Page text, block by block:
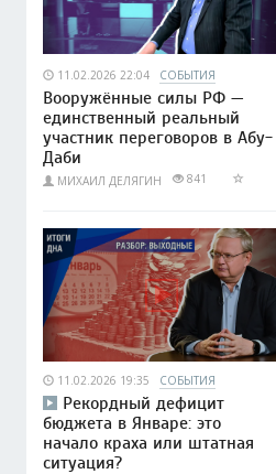
11.02.2026 22:04 СОБЫТИЯ
Вооружённые силы РФ —
единственный реальный
участник переговоров в Абу-
Даби
МИХАИЛ ДЕЛЯГИН 841
11.02.2026 19:35 СОБЫТИЯ
Рекордный дефицит
бюджета в Январе: это
начало краха или штатная
ситуация?